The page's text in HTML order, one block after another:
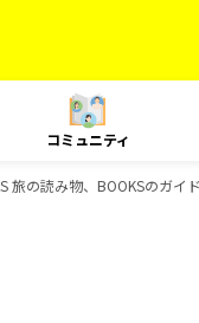
コミュニティ
旅の読み物、BOOKSのガイ